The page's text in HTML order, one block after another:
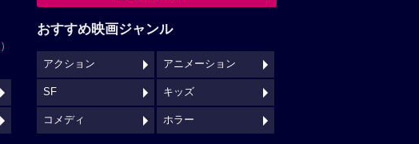
）
おすすめ映画ジャンル
アクション アニメーション
SF キッズ
コメディ ホラー